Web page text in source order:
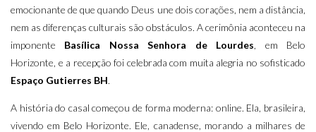
emocionante de que quando Deus une dois corações, nem a distância,
nem as diferenças culturais são obstáculos. A cerimônia aconteceu na
imponente Basílica Nossa Senhora de Lourdes, em Belo
Horizonte, e a recepção foi celebrada com muita alegria no sofisticado
Espaço Gutierres BH.
A história do casal começou de forma moderna: online. Ela, brasileira,
vivendo em Belo Horizonte. Ele, canadense, morando a milhares de